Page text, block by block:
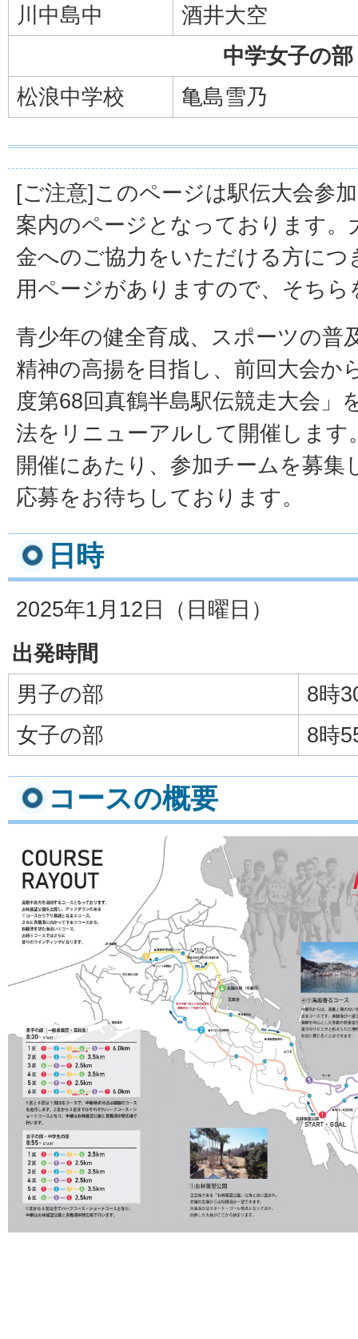
川中島中
酒井
中学女子の部
松浪中学校
亀島雪乃
[ご注意]このページは駅伝大会参
案内のページとなっております。
金へのご協力をいただける方につ
用ページがありますので、そち
青少年の健全育成、スポーツの普
精神の高揚を目指し、前回大会か
度第68回真鶴半島駅伝競走大会」
法をリニューアルして開催します
開催にあたり、参加チームを募集
応募をお待ちしております。
日時
2025年1月12日（日曜日）
出発時間
男子の部
8時
女子の部
8時
コースの概要